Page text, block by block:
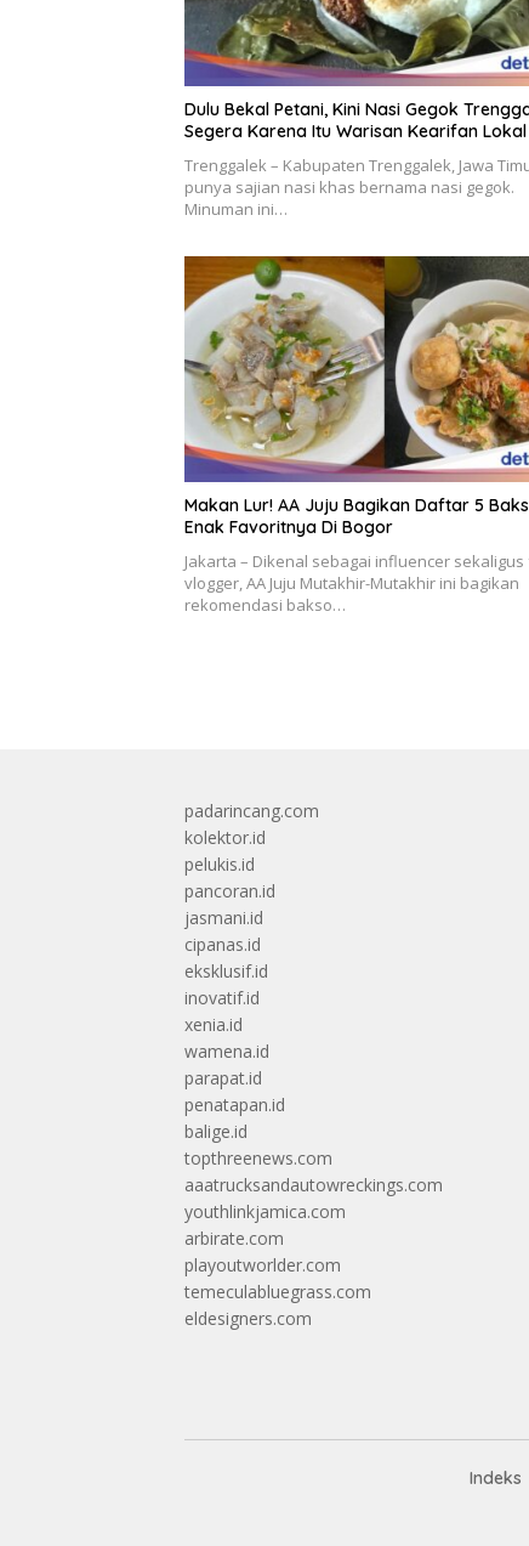
Dulu Bekal Petani, Kini Nasi Gegok
Segera Karena Itu Warisan Kearifan
Trenggalek – Kabupaten Trenggalek, Jawa
punya sajian nasi khas bernama nasi gegok.
Minuman ini…
Makan Lur! AA Juju Bagikan Daftar 5
Enak Favoritnya Di Bogor
Jakarta – Dikenal sebagai influencer
vlogger, AA Juju Mutakhir-Mutakhir ini bagikan
rekomendasi bakso…
padarincang.com
kolektor.id
pelukis.id
pancoran.id
jasmani.id
cipanas.id
eksklusif.id
inovatif.id
xenia.id
wamena.id
parapat.id
penatapan.id
balige.id
topthreenews.com
aaatrucksandautowreckings.com
youthlinkjamica.com
arbirate.com
playoutworlder.com
temeculabluegrass.com
eldesigners.com
Indeks